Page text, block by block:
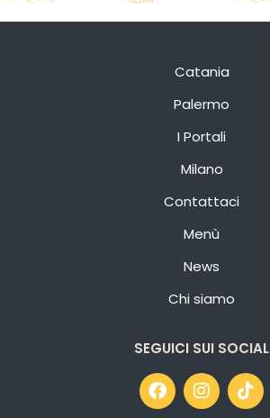
Catania
Palermo
I Portali
Milano
Contattaci
Menù
News
Chi siamo
SEGUICI SUI SOCIAL